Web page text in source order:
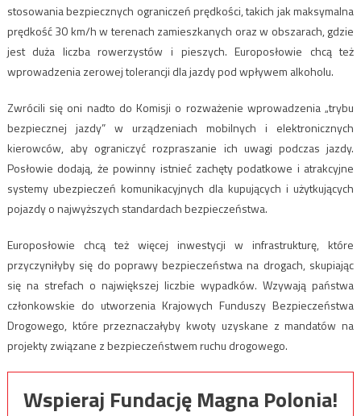
stosowania bezpiecznych ograniczeń prędkości, takich jak maksymalna
prędkość 30 km/h w terenach zamieszkanych oraz w obszarach, gdzie
jest duża liczba rowerzystów i pieszych. Europosłowie chcą też
wprowadzenia zerowej tolerancji dla jazdy pod wpływem alkoholu.
Zwrócili się oni nadto do Komisji o rozważenie wprowadzenia „trybu
bezpiecznej jazdy” w urządzeniach mobilnych i elektronicznych
kierowców, aby ograniczyć rozpraszanie ich uwagi podczas jazdy.
Posłowie dodają, że powinny istnieć zachęty podatkowe i atrakcyjne
systemy ubezpieczeń komunikacyjnych dla kupujących i użytkujących
pojazdy o najwyższych standardach bezpieczeństwa.
Europosłowie chcą też więcej inwestycji w infrastrukturę, które
przyczyniłyby się do poprawy bezpieczeństwa na drogach, skupiając
się na strefach o największej liczbie wypadków. Wzywają państwa
członkowskie do utworzenia Krajowych Funduszy Bezpieczeństwa
Drogowego, które przeznaczałyby kwoty uzyskane z mandatów na
projekty związane z bezpieczeństwem ruchu drogowego.
Wspieraj Fundację Magna Polonia!